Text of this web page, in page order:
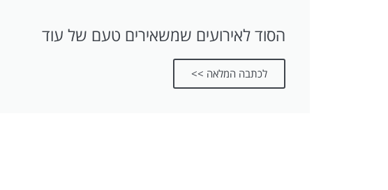
הסוד לאירועים שמשאירים טעם של עוד
לכתבה המלאה >>